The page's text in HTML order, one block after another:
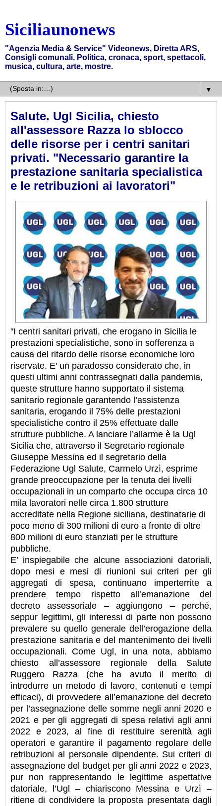
Siciliaunonews
"Agenzia Media & Service" Videonews, Diretta ARS,
Consigli comunali, Politica, cronaca, sport, spettacoli,
musica, cultura, arte, mostre.
▼
Salute. Ugl Sicilia, chiesto
all'assessore Razza lo sblocco
delle risorse per i centri sanitari
privati. "Necessario garantire la
prestazione sanitaria specialistica
e le retribuzioni ai lavoratori"
"I centri sanitari privati, che erogano in Sicilia le
prestazioni specialistiche, sono in sofferenza a
causa del ritardo delle risorse economiche loro
riservate. E' un paradosso considerato che, in
questi ultimi anni contrassegnati dalla pandemia,
queste strutture hanno supportato il sistema
sanitario regionale garantendo l’assistenza
sanitaria, erogando il 75% delle prestazioni
specialistiche contro il 25% effettuate dalle
strutture pubbliche. A lanciare l’allarme è la Ugl
Sicilia che, attraverso il Segretario regionale
Giuseppe Messina ed il segretario della
Federazione Ugl Salute, Carmelo Urzì, esprime
grande preoccupazione per la tenuta dei livelli
occupazionali in un comparto che occupa circa 10
mila lavoratori nelle circa 1.800 strutture
accreditate nella Regione siciliana, destinatarie di
poco meno di 300 milioni di euro a fronte di oltre
800 milioni di euro stanziati per le strutture
pubbliche.
E’ inspiegabile che alcune associazioni datoriali,
dopo mesi e mesi di riunioni sui criteri per gli
aggregati di spesa, continuano imperterrite a
prendere tempo rispetto all’emanazione del
decreto assessoriale – aggiungono – perché,
seppur legittimi, gli interessi di parte non possono
prevalere su quello generale dell’erogazione della
prestazione sanitaria e del mantenimento dei livelli
occupazionali. Come Ugl, in una nota, abbiamo
chiesto all’assessore regionale della Salute
Ruggero Razza (che ha avuto il merito di
introdurre un metodo di lavoro, contenuti e tempi
efficaci), di provvedere all’emanazione del decreto
per l’assegnazione delle somme negli anni 2020 e
2021 e per gli aggregati di spesa relativi agli anni
2022 e 2023, al fine di restituire serenità agli
operatori e garantire il pagamento regolare delle
retribuzioni al personale dipendente. Sui criteri di
assegnazione del budget per gli anni 2022 e 2023,
pur non rappresentando le legittime aspettative
datoriale, l’Ugl – chiariscono Messina e Urzì –
ritiene di condividere la proposta presentata dagli